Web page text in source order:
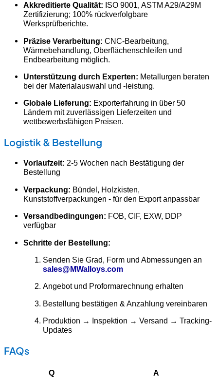
Akkreditierte Qualität: ISO 9001, ASTM A29/A29M
Zertifizierung; 100% rückverfolgbare
Werksprüfberichte.
Präzise Verarbeitung: CNC-Bearbeitung,
Wärmebehandlung, Oberflächenschleifen und
Endbearbeitung möglich.
Unterstützung durch Experten: Metallurgen beraten
bei der Materialauswahl und -leistung.
Globale Lieferung: Exporterfahrung in über 50
Ländern mit zuverlässigen Lieferzeiten und
wettbewerbsfähigen Preisen.
Logistik & Bestellung
Vorlaufzeit: 2-5 Wochen nach Bestätigung der
Bestellung
Verpackung: Bündel, Holzkisten,
Kunststoffverpackungen - für den Export anpassbar
Versandbedingungen: FOB, CIF, EXW, DDP
verfügbar
Schritte der Bestellung:
Senden Sie Grad, Form und Abmessungen an
sales@MWalloys.com
Angebot und Proformarechnung erhalten
Bestellung bestätigen & Anzahlung vereinbaren
Produktion → Inspektion → Versand → Tracking-
Updates
FAQs
Q
A